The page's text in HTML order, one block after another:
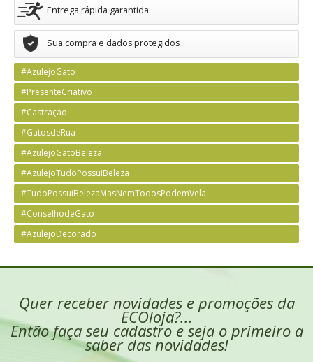
Entrega rápida garantida
Sua compra e dados protegidos
#AzulejoGato
#PresenteCriativo
#Castraçao
#GatosdeRua
#AzulejoGatoBeleza
#AzulejoTudoPossuiBeleza
#TudoPossuiBelezaMasNemTodosPodemVela
#ConselhodeGato
#AzulejoDecorado
Quer receber novidades e promoções da
ECOloja?...
Então faça seu cadastro e seja o primeiro a
saber das novidades!